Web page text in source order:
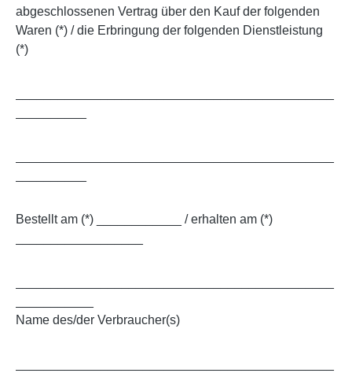
abgeschlossenen Vertrag über den Kauf der folgenden
Waren (*) / die Erbringung der folgenden Dienstleistung
(*)
Bestellt am (*) ____________ / erhalten am (*)
Name des/der Verbraucher(s)